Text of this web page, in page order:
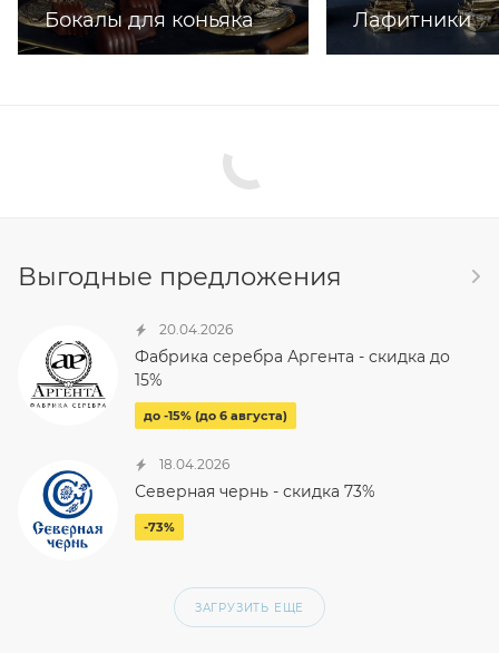
Бокалы для коньяка Лафитники
Выгодные предложения
20.04.2026
Фабрика серебра Аргента - скидка до
15%
до -15% (до 6 августа)
18.04.2026
Северная чернь - скидка 73%
-73%
ЗАГРУЗИТЬ ЕЩЕ